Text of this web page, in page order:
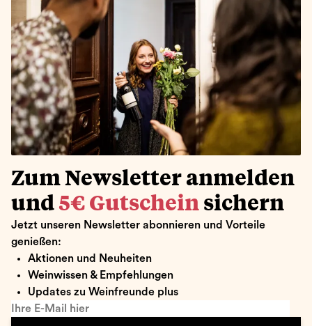
Zum Newsletter anmelden
und 5€ Gutschein sichern
Jetzt unseren Newsletter abonnieren und Vorteile
genießen:
Aktionen und Neuheiten
Weinwissen & Empfehlungen
Updates zu Weinfreunde plus
Ihre E-Mail hier